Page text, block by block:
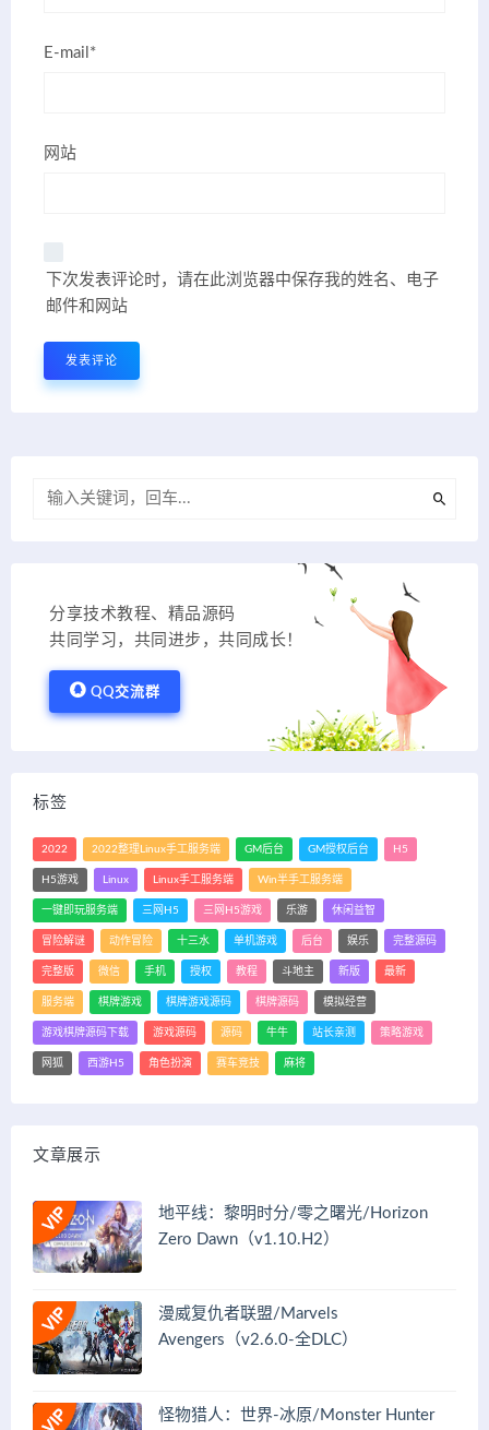
E-mail*
网站
下次发表评论时，请在此浏览器中保存我的姓名、电子
邮件和网站
分享技术教程、精品源码
共同学习，共同进步，共同成长！
QQ交流群
标签
2022 2022整理Linux手工服务端 GM后台 GM授权后台 H5
H5游戏 Linux Linux手工服务端 Win半手工服务端
一键即玩服务端 三网H5 三网H5游戏 乐游 休闲益智
冒险解谜 动作冒险 十三水 单机游戏 后台 娱乐 完整源码
完整版 微信 手机 授权 教程 斗地主 新版 最新
服务端 棋牌游戏 棋牌游戏源码 棋牌源码 模拟经营
游戏棋牌源码下载 游戏源码 源码 牛牛 站长亲测 策略游戏
网狐 西游H5 角色扮演 赛车竞技 麻将
文章展示
地平线：黎明时分/零之曙光/Horizon
Zero Dawn（v1.10.H2）
漫威复仇者联盟/Marvels
Avengers（v2.6.0-全DLC）
怪物猎人：世界-冰原/Monster Hunter